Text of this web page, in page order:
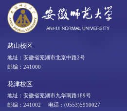
赭山校区
地址：安徽省芜湖市北京中路2号
邮编：241000
花津校区
地址：安徽省芜湖市九华南路189号
邮编：241002 电话：(0553)5910027